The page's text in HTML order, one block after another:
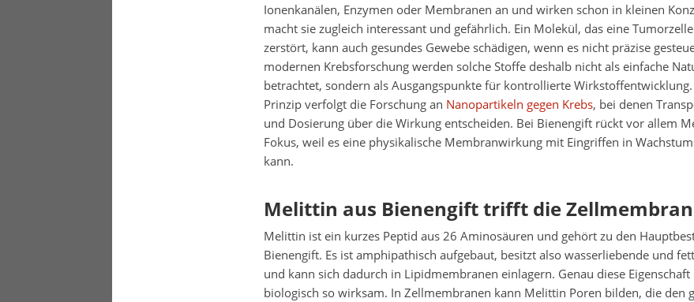
Ionenkanälen, Enzymen oder Membranen an und wirken schon in kleinen
macht sie zugleich interessant und gefährlich. Ein Molekül, das eine
zerstört, kann auch gesundes Gewebe schädigen, wenn es nicht präzise
modernen Krebsforschung werden solche Stoffe deshalb nicht als einfache
betrachtet, sondern als Ausgangspunkte für kontrollierte
Prinzip verfolgt die Forschung an Nanopartikeln gegen Krebs, bei denen
und Dosierung über die Wirkung entscheiden. Bei Bienengift rückt vor allem
Fokus, weil es eine physikalische Membranwirkung mit Eingriffen in
kann.
Melittin aus Bienengift trifft die Zellmembran
Melittin ist ein kurzes Peptid aus 26 Aminosäuren und gehört zu den
Bienengift. Es ist amphipathisch aufgebaut, besitzt also wasserliebende und
und kann sich dadurch in Lipidmembranen einlagern. Genau diese
biologisch so wirksam. In Zellmembranen kann Melittin Poren bilden, die den